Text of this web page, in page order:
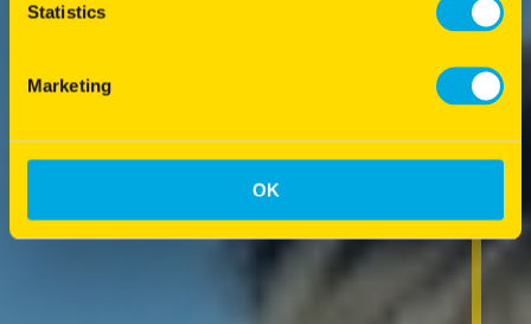
Statistics
Marketing
OK